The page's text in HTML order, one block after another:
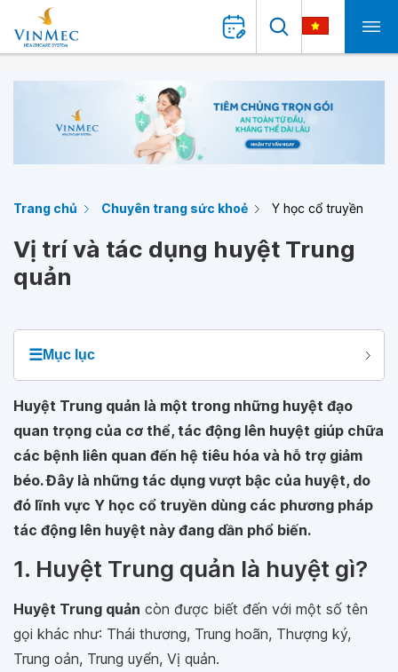
Trang chủ Chuyên trang sức khoẻ Y học cổ truyền
Vị trí và tác dụng huyệt Trung
quản
☰Mục lục
Huyệt Trung quản là một trong những huyệt đạo
quan trọng của cơ thể, tác động lên huyệt giúp chữa
các bệnh liên quan đến hệ tiêu hóa và hỗ trợ giảm
béo. Đây là những tác dụng vượt bậc của huyệt, do
đó lĩnh vực Y học cổ truyền dùng các phương pháp
tác động lên huyệt này đang dần phổ biến.
1. Huyệt Trung quản là huyệt gì?
Huyệt Trung quản còn được biết đến với một số tên
gọi khác như: Thái thương, Trung hoãn, Thượng ký,
Trung oản, Trung uyển, Vị quản.